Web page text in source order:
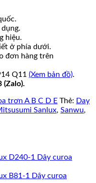
hiệu.
ở phía dưới.
đơn hàng trên
Q11 (Xem bản đồ).
(Zalo).
trơn A B C D E Thẻ: Day
Sanlux, Sanwu,
Dây curoa
Dây curoa